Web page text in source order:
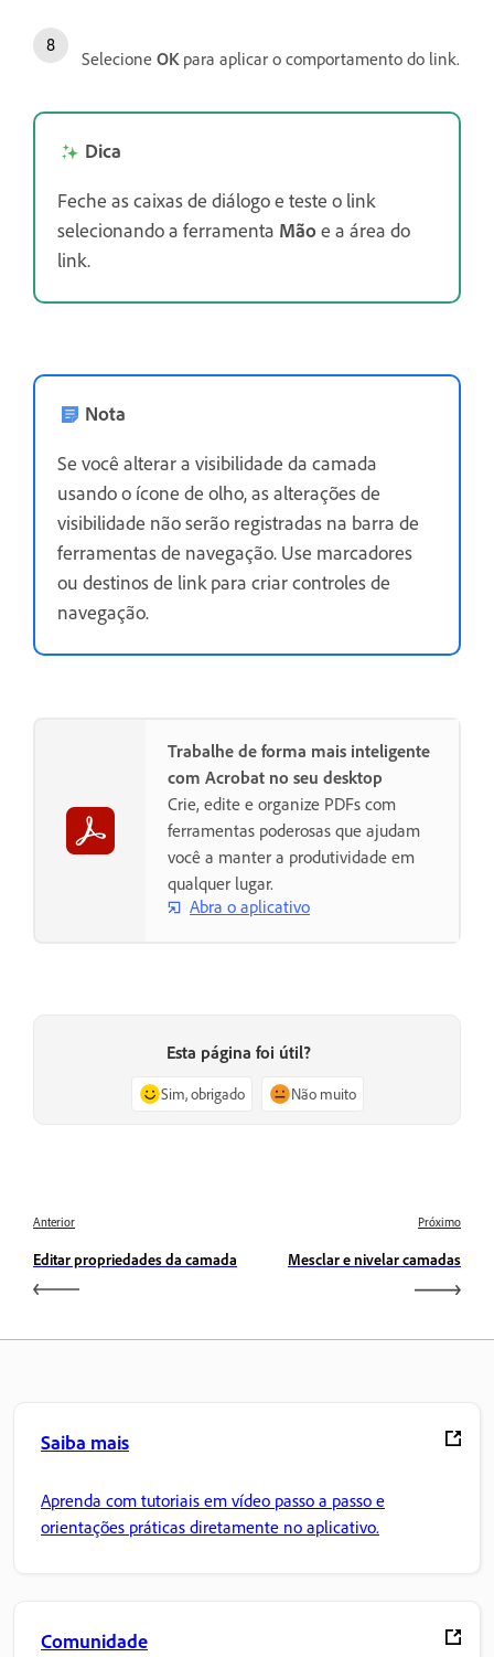
Selecione OK para aplicar o comportamento do link.
Dica
Feche as caixas de diálogo e teste o link
selecionando a ferramenta Mãoe a área do
link.
Nota
Se você alterar a visibilidade da camada
usando o ícone de olho, as alterações de
visibilidade não serão registradas na barra de
ferramentas de navegação. Use marcadores
ou destinos de link para criar controles de
navegação.
Trabalhe de forma mais inteligente
com Acrobat no seu desktop
Crie, edite e organize PDFs com
ferramentas poderosas que ajudam
você a manter a produtividade em
qualquer lugar.
Abra o aplicativo
Esta página foi útil?
Sim, obrigado Não muito
Anterior
Editar propriedades da camada
Próximo
Mesclar e nivelar camadas
Saiba mais
Aprenda com tutoriais em vídeo passo a passo e
orientações práticas diretamente no aplicativo.
Comunidade